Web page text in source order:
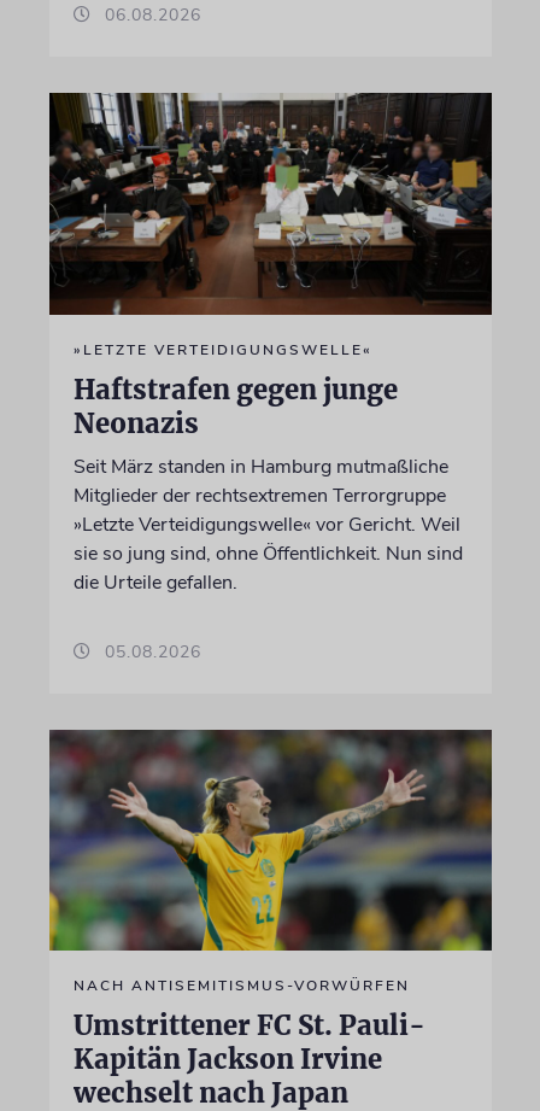
06.08.2026
»LETZTE VERTEIDIGUNGSWELLE«
Haftstrafen gegen junge
Neonazis
Seit März standen in Hamburg mutmaßliche
Mitglieder der rechtsextremen Terrorgruppe
»Letzte Verteidigungswelle« vor Gericht. Weil
sie so jung sind, ohne Öffentlichkeit. Nun sind
die Urteile gefallen.
05.08.2026
NACH ANTISEMITISMUS-VORWÜRFEN
Umstrittener FC St. Pauli-
Kapitän Jackson Irvine
wechselt nach Japan